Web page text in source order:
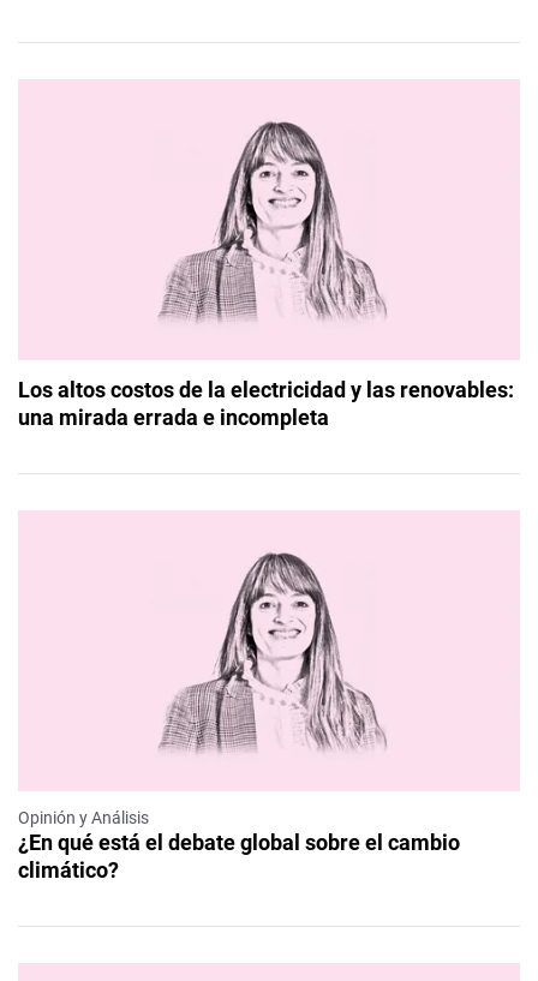
Los altos costos de la electricidad y las renovables:
una mirada errada e incompleta
Opinión y Análisis
¿En qué está el debate global sobre el cambio
climático?